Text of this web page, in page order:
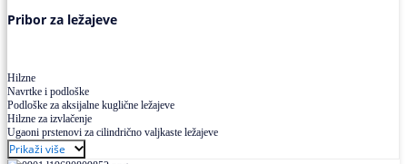
Pribor za ležajeve
Hilzne
Navrtke i podloške
Podloške za aksijalne kuglične ležajeve
Hilzne za izvlačenje
Ugaoni prstenovi za cilindrično valjkaste ležajeve
Prikaži više